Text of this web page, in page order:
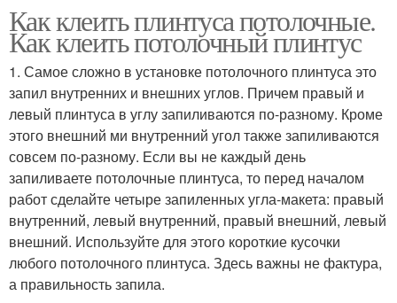
Как клеить плинтуса потолочные.
Как клеить потолочный плинтус
1. Самое сложно в установке потолочного плинтуса это
запил внутренних и внешних углов. Причем правый и
левый плинтуса в углу запиливаются по-разному. Кроме
этого внешний ми внутренний угол также запиливаются
совсем по-разному. Если вы не каждый день
запиливаете потолочные плинтуса, то перед началом
работ сделайте четыре запиленных угла-макета: правый
внутренний, левый внутренний, правый внешний, левый
внешний. Используйте для этого короткие кусочки
любого потолочного плинтуса. Здесь важны не фактура,
а правильность запила.